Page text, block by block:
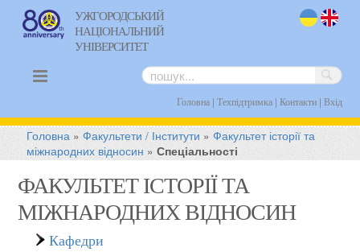
УЖГОРОДСЬКИЙ
НАЦІОНАЛЬНИЙ
УНІВЕРСИТЕТ
Головна| Техпідтримка| Контакти| Вхід
Головна »Факультети / Інститути »Факультет історії та
міжнародних відносин »Спеціальності
ФАКУЛЬТЕТ ІСТОРІЇ ТА
МІЖНАРОДНИХ ВІДНОСИН
Кафедри